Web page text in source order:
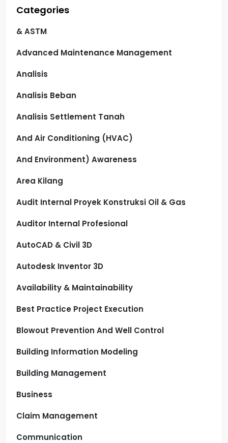
Categories
& ASTM
Advanced Maintenance Management
Analisis
Analisis Beban
Analisis Settlement Tanah
And Air Conditioning (HVAC)
And Environment) Awareness
Area Kilang
Audit Internal Proyek Konstruksi Oil & Gas
Auditor Internal Profesional
AutoCAD & Civil 3D
Autodesk Inventor 3D
Availability & Maintainability
Best Practice Project Execution
Blowout Prevention And Well Control
Building Information Modeling
Building Management
Business
Claim Management
Communication